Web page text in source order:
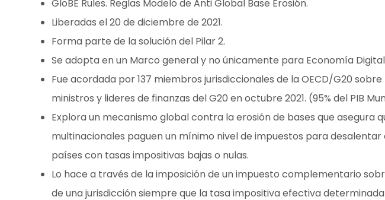
GloBE Rules. Reglas Modelo de Anti Global Base Erosión.
Liberadas el 20 de diciembre de 2021.
Forma parte de la solución del Pilar 2.
Se adopta en un Marco general y no únicamente para Economía
Fue acordada por 137 miembros jurisdiccionales de la OECD/G20 sobre
ministros y lideres de finanzas del G20 en octubre 2021. (95% del PIB
Explora un mecanismo global contra la erosión de bases que asegura
multinacionales paguen un mínimo nivel de impuestos para
países con tasas impositivas bajas o nulas.
Lo hace a través de la imposición de un impuesto complementario
de una jurisdicción siempre que la tasa impositiva efectiva